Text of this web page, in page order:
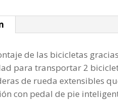
de las bicicletas
para transportar 2
de rueda extensibles
con pedal de pie